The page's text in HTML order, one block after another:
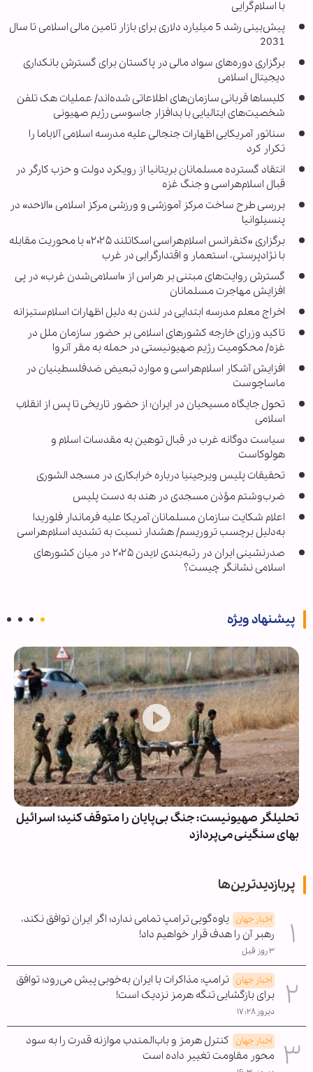
با اسلام‌گرایی
پیش‌بینی رشد 5 میلیارد دلاری برای بازار تامین مالی اسلامی تا سال
2031
برگزاری دوره‌های سواد مالی در پاکستان برای گسترش بانکداری
دیجیتال اسلامی
کلیساها قربانی سازمان‌های اطلاعاتی شده‌اند/ عملیات هک تلفن‌
شخصیت‌های ایتالیایی با بدافزار جاسوسی رژیم صهیونی
سناتور آمریکایی اظهارات جنجالی علیه مدرسه اسلامی آلاباما را
تکرار کرد
انتقاد گسترده مسلمانان بریتانیا از رویکرد دولت و حزب کارگر در
قبال اسلام‌هراسی و جنگ غزه
بررسی طرح ساخت مرکز آموزشی و ورزشی مرکز اسلامی «الاحد» در
پنسیلوانیا
برگزاری «کنفرانس اسلام‌هراسی اسکاتلند ۲۰۲۵» با محوریت مقابله
با نژادپرستی، استعمار و اقتدارگرایی در غرب
گسترش روایت‌های مبتنی بر هراس از «اسلامی‌شدن غرب» در پی
افزایش مهاجرت مسلمانان
اخراج معلم مدرسه ابتدایی در لندن به دلیل اظهارات اسلام‌ستیزانه
تاکید وزرای خارجه کشورهای اسلامی بر حضور سازمان ملل در
غزه/ محکومیت رژیم صهیونیستی در حمله به مقر آنروا
افزایش آشکار اسلام‌هراسی و موارد تبعیض ضدفلسطینیان در
ماساچوست
تحول جایگاه مسیحیان در ایران؛ از حضور تاریخی تا پس از انقلاب
اسلامی
سیاست دوگانه غرب در قبال توهین به مقدسات اسلام و
هولوکاست
تحقیقات پلیس ویرجینیا درباره خرابکاری در مسجد الشوری
ضرب‌وشتم مؤذن مسجدی در هند به دست پلیس
اعلام شکایت سازمان مسلمانان آمریکا علیه فرماندار فلوریدا
به‌دلیل برچسب تروریسم/ هشدار نسبت به تشدید اسلام‌هراسی
صدرنشینی ایران در رتبه‌بندی لایدن ۲۰۲۵ در میان کشورهای
اسلامی نشانگر چیست؟
پیشنهاد ویژه
تحلیلگر صهیونیست: جنگ بی‌پایان را متوقف کنید؛ اسرائیل
بهای سنگینی می‌پردازد
پربازدیدترین‌ها
اخبار جهان یاوه‌گویی ترامپ تمامی ندارد؛ اگر ایران توافق نکند،
رهبر آن را هدف قرار خواهیم داد!
۳ روز قبل
اخبار جهان ترامپ: مذاکرات با ایران به‌خوبی پیش می‌رود؛ توافق
برای بازگشایی تنگه هرمز نزدیک است!
دیروز ۱۷:۲۸
اخبار جهان کنترل هرمز و باب‌المندب موازنه قدرت را به سود
محور مقاومت تغییر داده است